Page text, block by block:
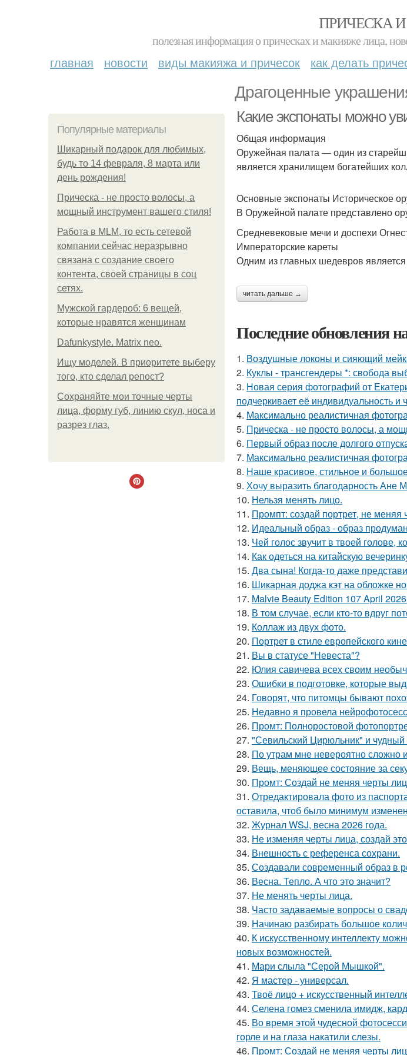
ПРИЧЕСКА
полезная информация о прическах и макияже лица,
главная новости виды макияжа и причесок как делать
Драгоценные
Популярные материалы
Шикарный подарок для любимых,
будь то 14 февраля, 8 марта или
день рождения!
Прическа - не просто волосы, а
мощный инструмент вашего стиля!
Работа в MLM, то есть сетевой
компании сейчас неразрывно
связана с создание своего
контента, своей страницы в соц
сетях.
Мужской гардероб: 6 вещей,
которые нравятся женщинам
Dafunkystyle. Matrix neo.
Ищу моделей. В приоритете выберу
того, кто сделал репост?
Сохраняйте мои точные черты
лица, форму губ, линию скул, носа и
разрез глаз.
Какие экспонаты можно
Общая информация
Оружейная палата — один из
является хранилищем богатейших
Основные экспонаты Историческое
В Оружейной палате представлено
Средневековые мечи и доспехи
Императорские кареты
Одним из главных шедевров является
читать дальше →
Последние обновления
1. Воздушные локоны и сияющий
2. Куклы - трансгендеры *: свобода
3. Новая серия фотографий от
подчеркивает её индивидуальность и
4. Максимально реалистичная
5. Прическа - не просто волосы, а
6. Первый образ после долгого
7. Максимально реалистичная
8. Наше красивое, стильное и
9. Хочу выразить благодарность Ане
10. Нельзя менять лицо.
11. Промпт: создай портрет, не меняя
12. Идеальный образ - образ
13. Чей голос звучит в твоей голове,
14. Как одеться на китайскую
15. Два сына! Когда-то даже
16. Шикарная доджа кэт на обложке
17. Malvie Beauty Edition 107 April
18. В том случае, если кто-то вдруг
19. Коллаж из двух фото.
20. Портрет в стиле европейского
21. Вы в статусе "Невеста"?
22. Юлия савичева всех своим
23. Ошибки в подготовке, которые
24. Говорят, что питомцы бывают
25. Недавно я провела
26. Промт: Полноростовой
27. "Севильский Цирюльник" и чудный
28. По утрам мне невероятно сложно
29. Вещь, меняющее состояние за
30. Промт: Создай не меняя черты
31. Отредактировала фото из
оставила, чтоб было минимум
32. Журнал WSJ, весна 2026 года.
33. Не изменяя черты лица, создай
34. Внешность с референса сохрани.
35. Создавали современный образ в
36. Весна. Тепло. А что это значит?
37. Не менять черты лица.
38. Часто задаваемые вопросы о
39. Начинаю разбирать большое
40. К искусственному интеллекту
новых возможностей.
41. Мари слыла "Серой Мышкой".
42. Я мастер - универсал.
43. Твоё лицо + искусственный
44. Селена гомез сменила имидж,
45. Во время этой чудесной
горле и на глаза накатили слезы.
46. Промт: Создай не меняя черты